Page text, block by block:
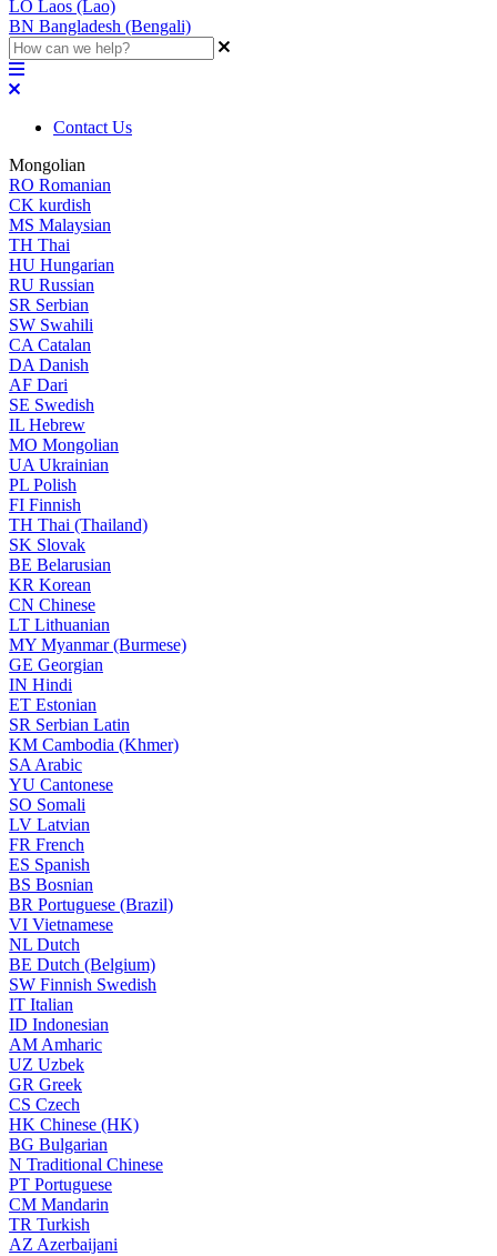
LO Laos (Lao)
BN Bangladesh (Bengali)
Contact Us
Mongolian
RO Romanian
CK kurdish
MS Malaysian
TH Thai
HU Hungarian
RU Russian
SR Serbian
SW Swahili
CA Catalan
DA Danish
AF Dari
SE Swedish
IL Hebrew
MO Mongolian
UA Ukrainian
PL Polish
FI Finnish
TH Thai (Thailand)
SK Slovak
BE Belarusian
KR Korean
CN Chinese
LT Lithuanian
MY Myanmar (Burmese)
GE Georgian
IN Hindi
ET Estonian
SR Serbian Latin
KM Cambodia (Khmer)
SA Arabic
YU Cantonese
SO Somali
LV Latvian
FR French
ES Spanish
BS Bosnian
BR Portuguese (Brazil)
VI Vietnamese
NL Dutch
BE Dutch (Belgium)
SW Finnish Swedish
IT Italian
ID Indonesian
AM Amharic
UZ Uzbek
GR Greek
CS Czech
HK Chinese (HK)
BG Bulgarian
N Traditional Chinese
PT Portuguese
CM Mandarin
TR Turkish
AZ Azerbaijani